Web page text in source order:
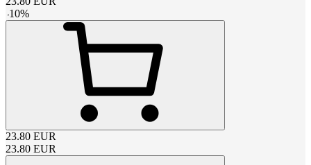
-10%
23.80 EUR
23.80 EUR